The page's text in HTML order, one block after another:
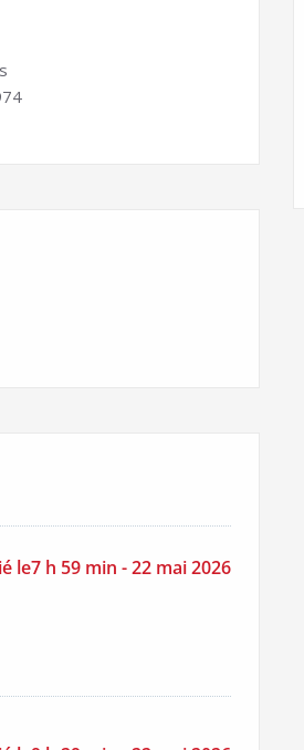
le7 h 59 min - 22 mai 2026